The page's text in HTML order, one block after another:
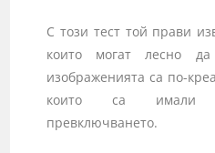
С този тест той прави
които могат лесно
изображенията са по-
които са имали
превключването.